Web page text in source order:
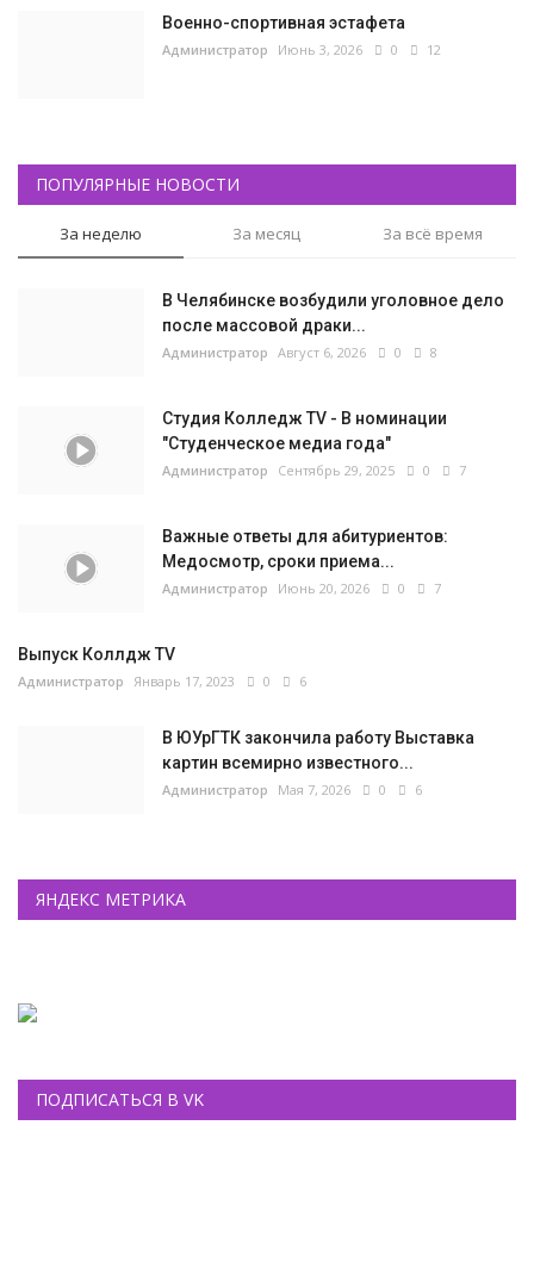
Военно-спортивная эстафета
Администратор Июнь 3, 2026 0 12
ПОПУЛЯРНЫЕ НОВОСТИ
За неделю За месяц За всё время
В Челябинске возбудили уголовное дело
после массовой драки...
Администратор Август 6, 2026 0 8
Студия Колледж TV - В номинации
"Студенческое медиа года"
Администратор Сентябрь 29, 2025 0 7
Важные ответы для абитуриентов:
Медосмотр, сроки приема...
Администратор Июнь 20, 2026 0 7
Выпуск Коллдж TV
Администратор Январь 17, 2023 0 6
В ЮУрГТК закончила работу Выставка
картин всемирно известного...
Администратор Мая 7, 2026 0 6
ЯНДЕКС МЕТРИКА
ПОДПИСАТЬСЯ В VK